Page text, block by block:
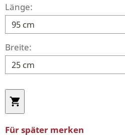
Länge:
Breite:
Für später merken